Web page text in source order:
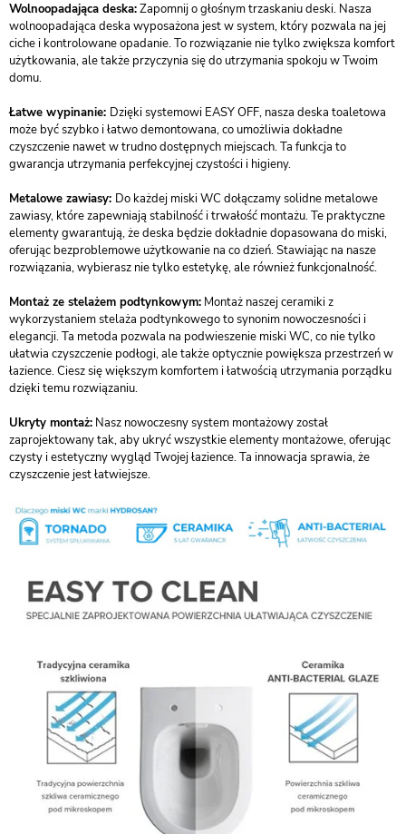
Wolnoopadająca deska:Zapomnij o głośnym trzaskaniu deski. Nasza
wolnoopadająca deska wyposażona jest w system, który pozwala na jej
ciche i kontrolowane opadanie. To rozwiązanie nie tylko zwiększa komfort
użytkowania, ale także przyczynia się do utrzymania spokoju w Twoim
domu.
Łatwe wypinanie: Dzięki systemowi EASY OFF, nasza deska toaletowa
może być szybko i łatwo demontowana, co umożliwia dokładne
czyszczenie nawet w trudno dostępnych miejscach. Ta funkcja to
gwarancja utrzymania perfekcyjnej czystości i higieny.
Metalowe zawiasy: Do każdej miski WC dołączamy solidne metalowe
zawiasy, które zapewniają stabilność i trwałość montażu. Te praktyczne
elementy gwarantują, że deska będzie dokładnie dopasowana do miski,
oferując bezproblemowe użytkowanie na co dzień. Stawiając na nasze
rozwiązania, wybierasz nie tylko estetykę, ale również funkcjonalność.
Montaż ze stelażem podtynkowym: Montaż naszej ceramiki z
wykorzystaniem stelaża podtynkowego to synonim nowoczesności i
elegancji. Ta metoda pozwala na podwieszenie miski WC, co nie tylko
ułatwia czyszczenie podłogi, ale także optycznie powiększa przestrzeń w
łazience. Ciesz się większym komfortem i łatwością utrzymania porządku
dzięki temu rozwiązaniu.
Ukryty montaż: Nasz nowoczesny system montażowy został
zaprojektowany tak, aby ukryć wszystkie elementy montażowe, oferując
czysty i estetyczny wygląd Twojej łazience. Ta innowacja sprawia, że
czyszczenie jest łatwiejsze.